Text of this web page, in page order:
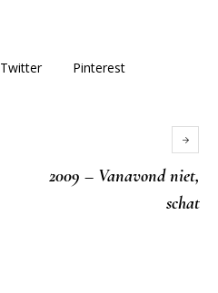
Twitter Pinterest
2009 – Vanavond niet,
schat